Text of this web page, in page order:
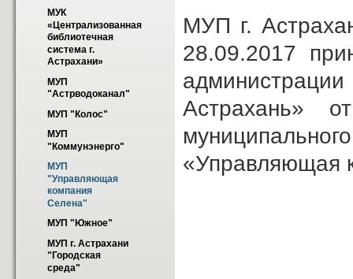
МУК
«Централизованная
библиотечная
система г.
Астрахани»
МУП
"Астрводоканал"
МУП "Колос"
МУП
"Коммунэнерго"
МУП
"Управляющая
компания
Селена"
МУП "Южное"
МУП г. Астрахани
"Городская
среда"
МУП г.
28.09.2017
Астрахань»
«Управляющая